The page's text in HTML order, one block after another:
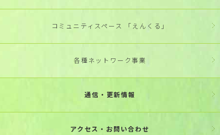
コミュニティスペース 「えんくる」
各種ネットワーク事業
通信・更新情報
アクセス・お問い合わせ